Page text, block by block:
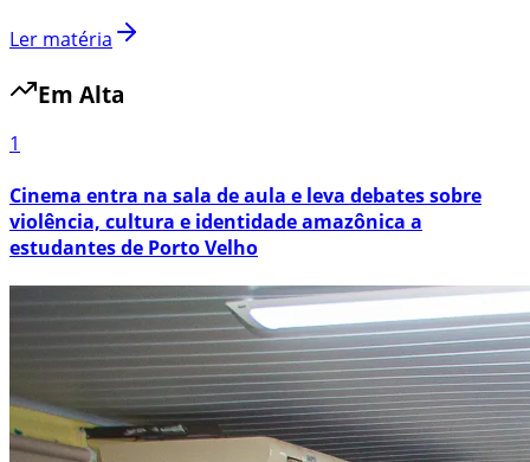
Ler matéria
Em Alta
1
Cinema entra na sala de aula e leva debates sobre
violência, cultura e identidade amazônica a
estudantes de Porto Velho